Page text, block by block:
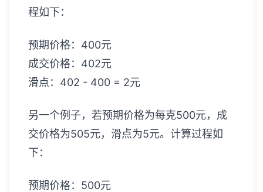
程如下：
预期价格：400元
成交价格：402元
滑点：402 - 400 = 2元
另一个例子，若预期价格为每克500元，成
交价格为505元，滑点为5元。计算过程如
下：
预期价格：500元